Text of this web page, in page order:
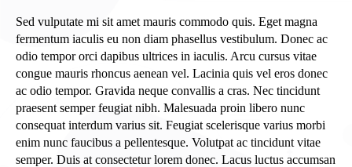
Sed vulputate mi sit amet mauris commodo quis. Eget magna
fermentum iaculis eu non diam phasellus vestibulum. Donec ac
odio tempor orci dapibus ultrices in iaculis. Arcu cursus vitae
congue mauris rhoncus aenean vel. Lacinia quis vel eros donec
ac odio tempor. Gravida neque convallis a cras. Nec tincidunt
praesent semper feugiat nibh. Malesuada proin libero nunc
consequat interdum varius sit. Feugiat scelerisque varius morbi
enim nunc faucibus a pellentesque. Volutpat ac tincidunt vitae
semper. Duis at consectetur lorem donec. Lacus luctus accumsan